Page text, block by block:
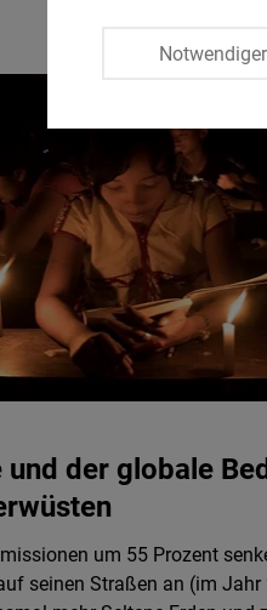
der globale
um 55 Prozent
seinen Straßen an (im